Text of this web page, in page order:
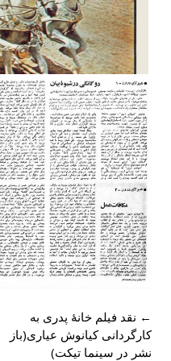
Post
navigation
← نقد فیلم خانۀ پدری به
کارگردانی کیانوش عیاری(باز
نشر در سینما تیکت)